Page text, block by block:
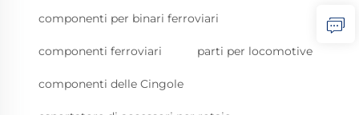
componenti per binari ferroviari
componenti ferroviari parti per locomotive
componenti delle Cingole